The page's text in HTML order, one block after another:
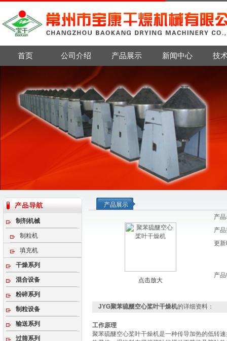
首页 公司介绍 产品展示 新闻中心 技
制剂机械
制粒机
填充机
干燥系列
混合设备
粉碎系列
制粒设备
输送系列
过筛系列
产品展示
点击放大
产
产
更
产
JYG聚苯硫醚空心桨叶干燥机的详细资料：
工作原理
聚苯硫醚空心桨叶干燥机是一种传导加热的低转